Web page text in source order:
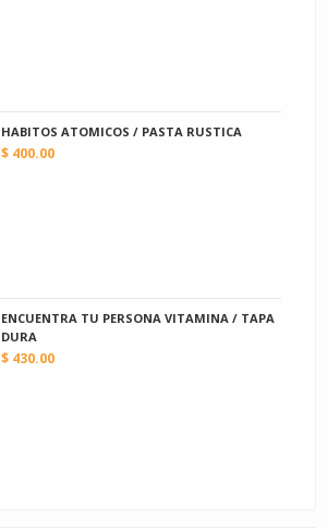
HABITOS ATOMICOS / PASTA RUSTICA
$ 400.00
ENCUENTRA TU PERSONA VITAMINA / TAPA
DURA
$ 430.00